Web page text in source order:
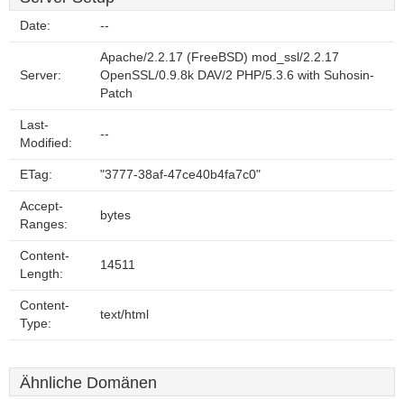
Date: --
Server:
Apache/2.2.17 (FreeBSD) mod_ssl/2.2.17
OpenSSL/0.9.8k DAV/2 PHP/5.3.6 with Suhosin-
Patch
Last-
Modified:
--
ETag: "3777-38af-47ce40b4fa7c0"
Accept-
Ranges:
bytes
Content-
Length:
14511
Content-
Type:
text/html
Ähnliche Domänen